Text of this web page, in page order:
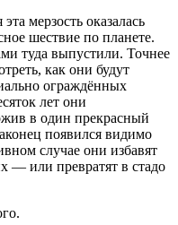
мерзость оказалась
шествие по планете.
туда выпустили. Точнее
как они будут
ограждённых
лет они
в один прекрасный
появился видимо
случае они избавят
— или превратят в стадо